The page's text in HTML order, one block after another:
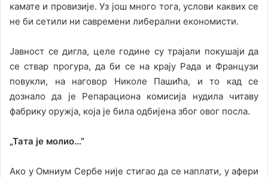
камате и провизије. Уз још много тога, услови каквих се
не би сетили ни савремени либерални економисти.
Јавност се дигла, целе године су трајали покушаји да
се ствар прогура, да би се на крају Рада и Французи
повукли, на наговор Николе Пашића, и то кад се
дознало да је Репарациона комисија нудила читаву
фабрику оружја, која је била одбијена због овог посла.
„Тата је молио…”
Ако у Омниум Сербе није стигао да се наплати, у афери